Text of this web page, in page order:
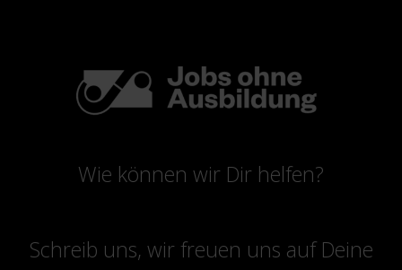
Wie können wir Dir helfen?
Schreib uns, wir freuen uns auf Deine